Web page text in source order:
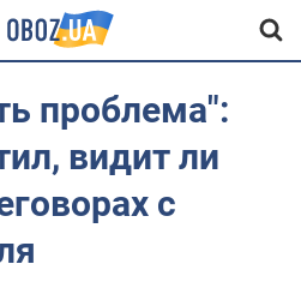
проблема":
видит ли
с